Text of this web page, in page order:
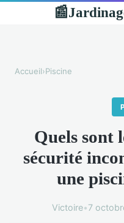
📰
Accueil›Piscine
Quels sont
sécurité
une
Victoire•7